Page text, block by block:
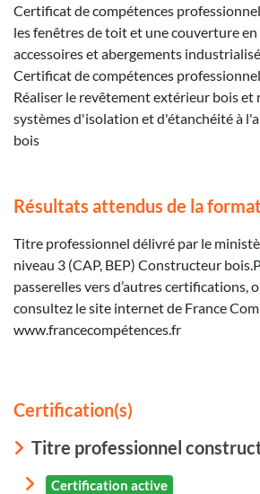
Certificat de compétences
les fenêtres de toit et une couverture
accessoires et abergements
Certificat de compétences
Réaliser le revêtement extérieur bois et
systèmes d'isolation et d'étanchéité à
bois
Résultats attendus de la
Titre professionnel délivré par le
niveau 3 (CAP, BEP) Constructeur
passerelles vers d’autres certifications,
consultez le site internet de France
www.francecompétences.fr
Certification(s)
Titre professionnel
Certification active